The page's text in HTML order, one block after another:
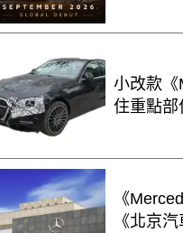
小改款《
住重點部
《
《北京